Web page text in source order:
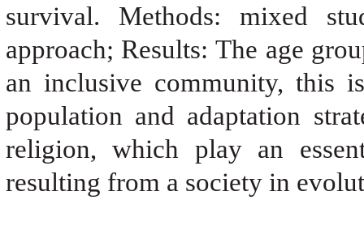
survival. Methods: mixed
approach; Results: The age
an inclusive community, this
population and adaptation
religion, which play an
resulting from a society in